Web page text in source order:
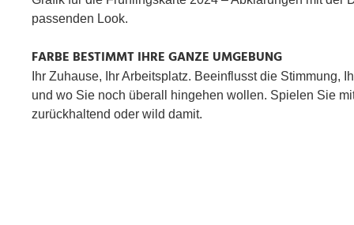
passenden Look.
FARBE BESTIMMT IHRE GANZE UMGEBUNG
Ihr Zuhause, Ihr Arbeitsplatz. Beeinflusst die Stimmung,
und wo Sie noch überall hingehen wollen. Spielen Sie
zurückhaltend oder wild damit.